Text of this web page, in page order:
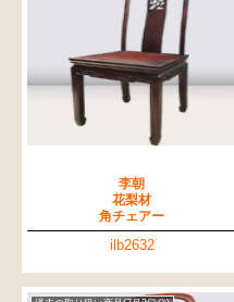
李朝
花梨材
角チェアー
ilb2632